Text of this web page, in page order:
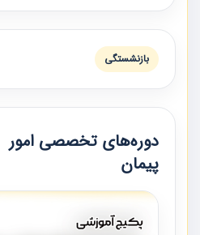
بازنشستگی
دوره‌های تخصصی امور
پیمان